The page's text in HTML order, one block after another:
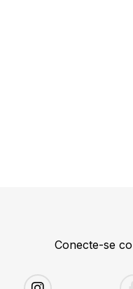
Conecte-se